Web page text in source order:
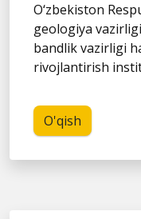
O‘zbekiston
geologiya
bandlik vazirligi
rivojlantirish
O'qish